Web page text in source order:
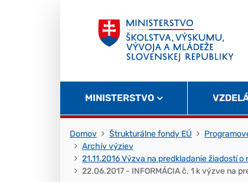
MINISTERSTVO
Domov Štrukturálne fondy EÚ
Archív výziev
21.11.2016 Výzva na predkladanie žiadostí
22.06.2017 - INFORMÁCIA č. 1 k výzve na